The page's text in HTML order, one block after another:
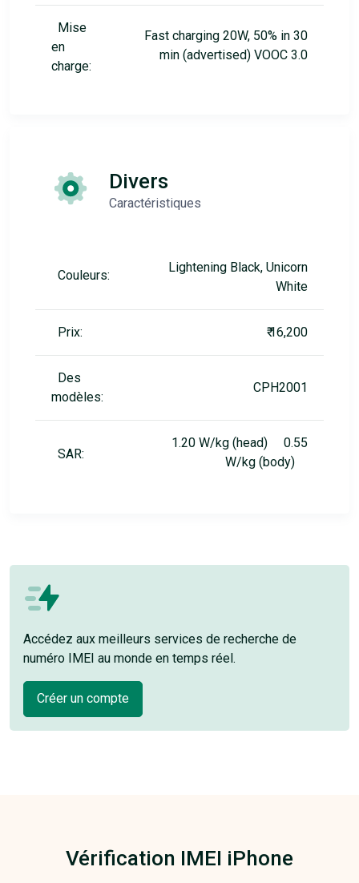
Mise
en
charge:
Fast charging 20W, 50% in 30
min (advertised) VOOC 3.0
Divers
Caractéristiques
Couleurs:
Lightening Black, Unicorn
White
Prix: ₹ 16,200
Des
modèles:
CPH2001
SAR:
1.20 W/kg (head) 0.55
W/kg (body)
Accédez aux meilleurs services de recherche de
numéro IMEI au monde en temps réel.
Créer un compte
Vérification IMEI iPhone